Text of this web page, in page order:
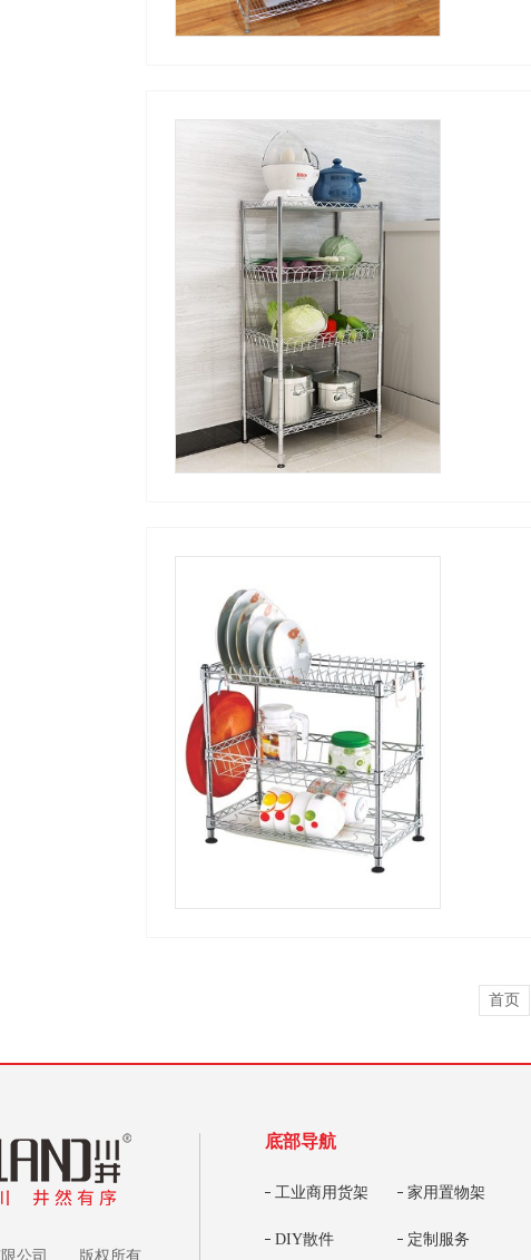
首页
限公司 版权所有
底部导航
工业商用货架 家用置物架
DIY散件 定制服务